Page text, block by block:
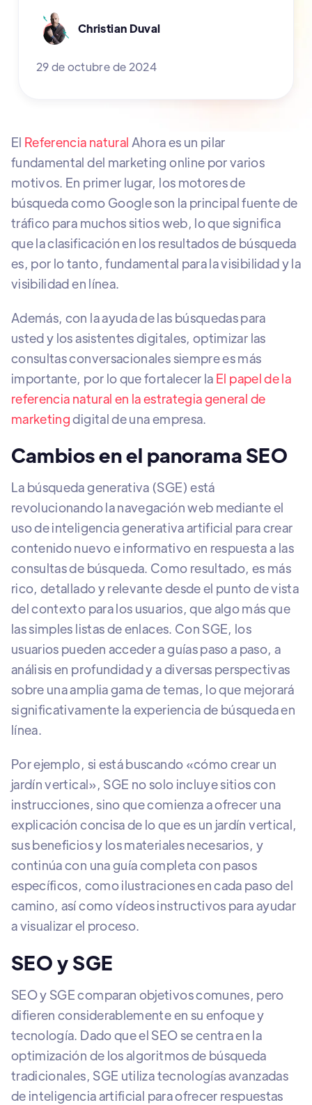
Christian Duval
29 de octubre de 2024
El Referencia natural Ahora es un pilar
fundamental del marketing online por varios
motivos. En primer lugar, los motores de
búsqueda como Google son la principal fuente de
tráfico para muchos sitios web, lo que significa
que la clasificación en los resultados de búsqueda
es, por lo tanto, fundamental para la visibilidad y la
visibilidad en línea.
Además, con la ayuda de las búsquedas para
usted y los asistentes digitales, optimizar las
consultas conversacionales siempre es más
importante, por lo que fortalecer la El papel de la
referencia natural en la estrategia general de
marketingdigital de una empresa.
Cambios en el panorama SEO
La búsqueda generativa (SGE) está
revolucionando la navegación web mediante el
uso de inteligencia generativa artificial para crear
contenido nuevo e informativo en respuesta a las
consultas de búsqueda. Como resultado, es más
rico, detallado y relevante desde el punto de vista
del contexto para los usuarios, que algo más que
las simples listas de enlaces. Con SGE, los
usuarios pueden acceder a guías paso a paso, a
análisis en profundidad y a diversas perspectivas
sobre una amplia gama de temas, lo que mejorará
significativamente la experiencia de búsqueda en
línea.
Por ejemplo, si está buscando «cómo crear un
jardín vertical», SGE no solo incluye sitios con
instrucciones, sino que comienza a ofrecer una
explicación concisa de lo que es un jardín vertical,
sus beneficios y los materiales necesarios, y
continúa con una guía completa con pasos
específicos, como ilustraciones en cada paso del
camino, así como vídeos instructivos para ayudar
a visualizar el proceso.
SEO y SGE
SEO y SGE comparan objetivos comunes, pero
difieren considerablemente en su enfoque y
tecnología. Dado que el SEO se centra en la
optimización de los algoritmos de búsqueda
tradicionales, SGE utiliza tecnologías avanzadas
de inteligencia artificial para ofrecer respuestas